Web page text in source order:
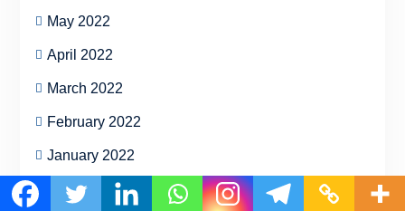
May 2022
April 2022
March 2022
February 2022
January 2022
December 2021